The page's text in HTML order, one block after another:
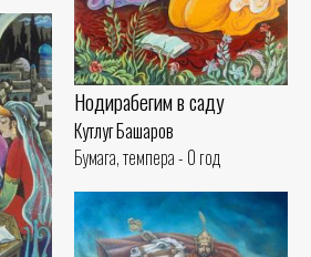
Нодирабегим в саду
Кутлуг Башаров
Бумага, темпера - 0 год